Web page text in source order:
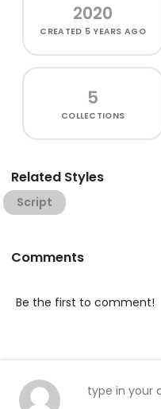
2020
CREATED 5 YEARS AGO
5
COLLECTIONS
Related Styles
Script
Comments
Be the first to comment!